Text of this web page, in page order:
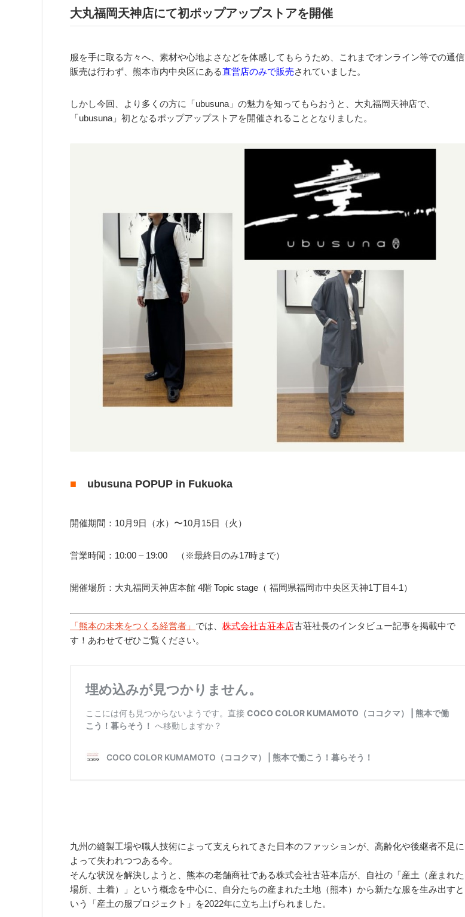
大丸福岡天神店にて初ポップアップストアを開催
服を手に取る方々へ、素材や心地よさなどを体感してもらうため、これまでオンライン等での通信
販売は行わず、熊本市内中央区にある直営店のみで販売されていました。
しかし今回、より多くの方に「ubusuna」の魅力を知ってもらおうと、大丸福岡天神店で、
「ubusuna」初となるポップアップストアを開催されることとなりました。
■ ubusuna POPUP in Fukuoka
開催期間：10月9日（水）〜10月15日（火）
営業時間：10:00 – 19:00 （※最終日のみ17時まで）
開催場所：大丸福岡天神店本館 4階 Topic stage（ 福岡県福岡市中央区天神1丁目4-1）
「熊本の未来をつくる経営者」 では、 株式会社古荘本店古荘社長のインタビュー記事を掲載中で
す！あわせてぜひご覧ください。
九州の縫製工場や職人技術によって支えられてきた日本のファッションが、高齢化や後継者不足に
よって失われつつある今。
そんな状況を解決しようと、熊本の老舗商社である株式会社古荘本店が、自社の「産土（産まれた
場所、土着）」という概念を中心に、自分たちの産まれた土地（熊本）から新たな服を生み出すと
いう「産土の服プロジェクト」を2022年に立ち上げられました。